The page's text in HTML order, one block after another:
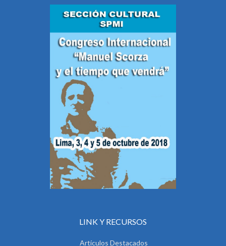
LINK Y RECURSOS
Artículos Destacados